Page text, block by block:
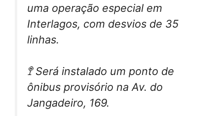
uma operação especial em
Interlagos, com desvios de 35
linhas.
🚏 Será instalado um ponto de
ônibus provisório na Av. do
Jangadeiro, 169.